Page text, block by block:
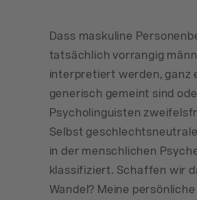
Dass maskuline
tatsächlich vorrangig
interpretiert werden, ganz
generisch gemeint sind
Psycholinguisten
Selbst
in der menschlichen
klassifiziert. Schaffen wir
Wandel? Meine